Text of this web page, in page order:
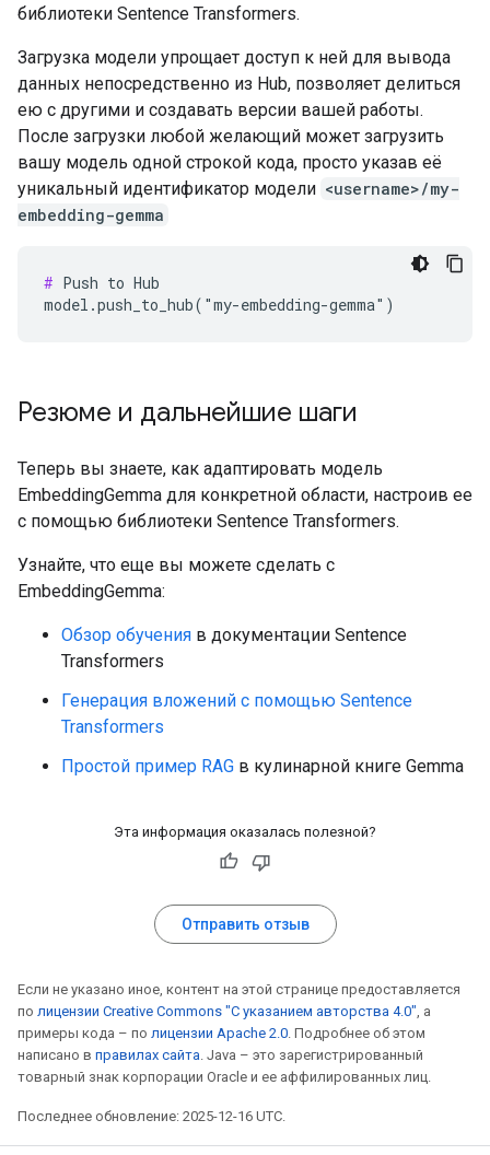
библиотеки Sentence Transformers.
Загрузка модели упрощает доступ к ней для вывода
данных непосредственно из Hub, позволяет делиться
ею с другими и создавать версии вашей работы.
После загрузки любой желающий может загрузить
вашу модель одной строкой кода, просто указав её
уникальный идентификатор модели <username>/my-
embedding-gemma
# Push to Hub
Резюме и дальнейшие шаги
Теперь вы знаете, как адаптировать модель
EmbeddingGemma для конкретной области, настроив ее
с помощью библиотеки Sentence Transformers.
Узнайте, что еще вы можете сделать с
EmbeddingGemma:
Обзор обучения в документации Sentence
Transformers
Генерация вложений с помощью Sentence
Transformers
Простой пример RAG в кулинарной книге Gemma
Эта информация оказалась полезной?
Отправить отзыв
Если не указано иное, контент на этой странице предоставляется
по лицензии Creative Commons "С указанием авторства 4.0", а
примеры кода – по лицензии Apache 2.0. Подробнее об этом
написано в правилах сайта. Java – это зарегистрированный
товарный знак корпорации Oracle и ее аффилированных лиц.
Последнее обновление: 2025-12-16 UTC.